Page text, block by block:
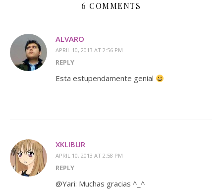
6 COMMENTS
ALVARO
APRIL 10, 2013 AT 2:56 PM
REPLY
Esta estupendamente genial
XKLIBUR
APRIL 10, 2013 AT 2:58 PM
REPLY
@Yari: Muchas gracias ^_^